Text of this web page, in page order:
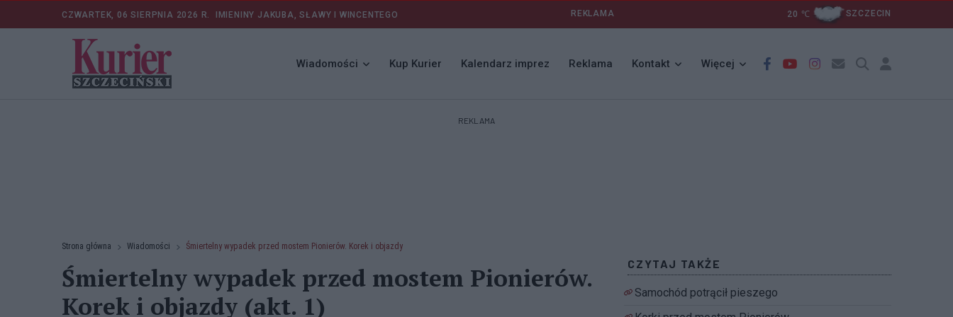
CZWARTEK, 06 SIERPNIA 2026 R. IMIENINY JAKUBA, SŁAWY I WINCENTEGO REKLAMA 20 ℃ SZCZECIN
Wiadomości Kup Kurier Kalendarz imprez Reklama Kontakt Więcej
REKLAMA
Strona główna Wiadomości Śmiertelny wypadek przed mostem Pionierów. Korek i objazdy
Śmiertelny wypadek przed mostem Pionierów.
Korek i objazdy (akt. 1)
CZYTAJ TAKŻE
Samochód potrącił pieszego